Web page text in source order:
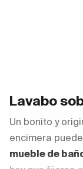
Lavabo
Un bonito y
encimera puede
mueble de